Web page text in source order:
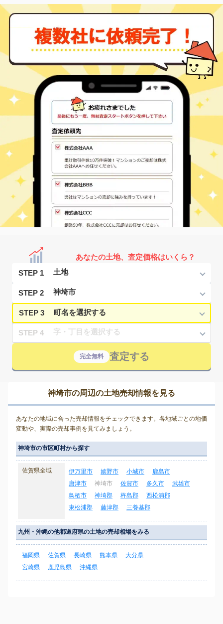
あなたの土地、査定価格はいくら？
STEP 1
STEP 2
STEP 3
STEP 4
完全無料 査定する
神埼市の周辺の土地売却情報を見る
あなたの地域に合った売却情報をチェックできます。各地域ごとの地価
変動や、実際の売却事例を見てみましょう。
神埼市の市区町村から探す
佐賀県全域 伊万里市 嬉野市 小城市
鹿島市
唐津市
神埼市 佐賀市 多久市
武雄市
鳥栖市
神埼郡 杵島郡
西松浦郡
東松浦郡
藤津郡 三養基郡
九州・沖縄の他都道府県の土地の売却相場をみる
福岡県 佐賀県 長崎県 熊本県
大分県
宮崎県
鹿児島県 沖縄県